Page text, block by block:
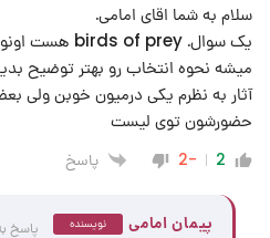
سلام به شما اقای امامی.
یک سوال. birds of prey هست اونوقت خبری از ددپول نیست؟
میشه نحوه انتخاب رو بهتر توضیح
آثار به نظرم یکی درمیون خوبن ولی
حضورشون توی لیست
2
-2 پاسخ
پیمان امامی نویسنده پاسخ